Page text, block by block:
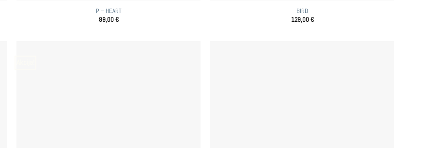
P – HEART
89,00€
BIRD
129,00€